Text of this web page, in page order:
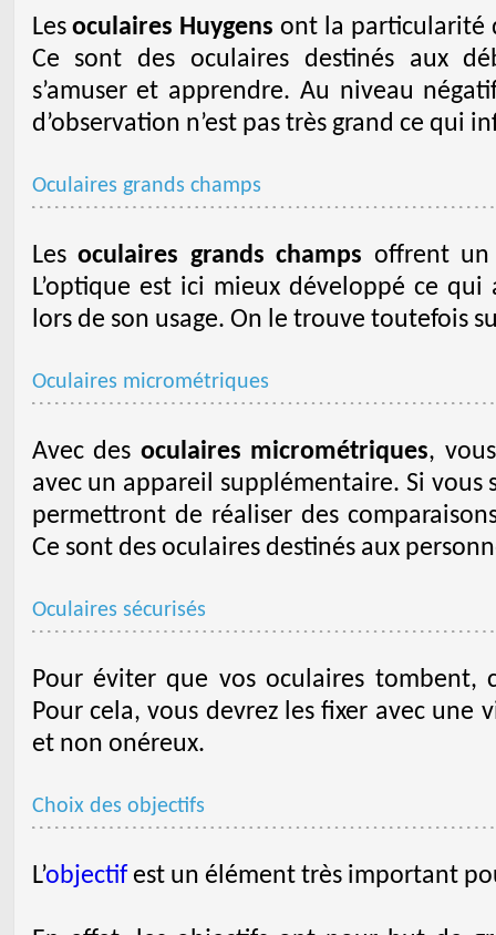
Lesoculaires Huygens ont la particularité
Ce sont des oculaires destinés aux
s’amuser et apprendre. Au niveau
d’observation n’est pas très grand ce qui
Oculaires grands champs
Lesoculaires grands champs offrent un
L’optique est ici mieux développé ce
lors de son usage. On le trouve toutefois
Oculaires micrométriques
Avec des oculaires micrométriques,
avec un appareil supplémentaire. Si vous
permettront de réaliser des
Ce sont des oculaires destinés aux
Oculaires sécurisés
Pour éviter que vos oculaires tombent,
Pour cela, vous devrez les fixer avec une
et non onéreux.
Choix des objectifs
L’objectifest un élément très important